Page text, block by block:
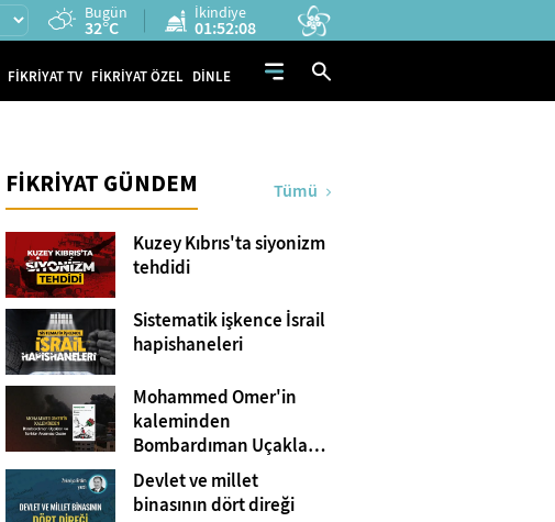
Bugün
32°C
İkindiye
01:52:07
FİKRİYAT TV FİKRİYAT ÖZEL DİNLE
FİKRİYAT GÜNDEM Tümü
Kuzey Kıbrıs'ta siyonizm
tehdidi
Sistematik işkence İsrail
hapishaneleri
Mohammed Omer'in
kaleminden
Bombardıman Uçakları
ve Tanklar Arasında
Gazze
Devlet ve millet
binasının dört direği